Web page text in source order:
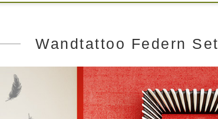
Wandtattoo Federn Set